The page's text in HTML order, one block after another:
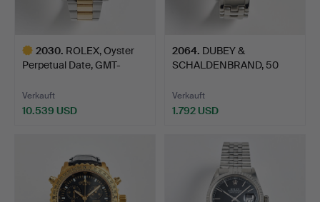
2030. ROLEX, Oyster
Perpetual Date, GMT-
Verkauft
10.539 USD
2064. DUBEY &
SCHALDENBRAND, 50
Verkauft
1.792 USD